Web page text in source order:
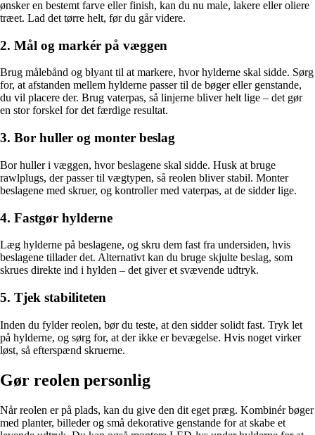
ønsker en bestemt farve eller finish, kan du nu male, lakere eller oliere
træet. Lad det tørre helt, før du går videre.
2. Mål og markér på væggen
Brug målebånd og blyant til at markere, hvor hylderne skal sidde. Sørg
for, at afstanden mellem hylderne passer til de bøger eller genstande,
du vil placere der. Brug vaterpas, så linjerne bliver helt lige – det gør
en stor forskel for det færdige resultat.
3. Bor huller og monter beslag
Bor huller i væggen, hvor beslagene skal sidde. Husk at bruge
rawlplugs, der passer til vægtypen, så reolen bliver stabil. Monter
beslagene med skruer, og kontroller med vaterpas, at de sidder lige.
4. Fastgør hylderne
Læg hylderne på beslagene, og skru dem fast fra undersiden, hvis
beslagene tillader det. Alternativt kan du bruge skjulte beslag, som
skrues direkte ind i hylden – det giver et svævende udtryk.
5. Tjek stabiliteten
Inden du fylder reolen, bør du teste, at den sidder solidt fast. Tryk let
på hylderne, og sørg for, at der ikke er bevægelse. Hvis noget virker
løst, så efterspænd skruerne.
Gør reolen personlig
Når reolen er på plads, kan du give den dit eget præg. Kombinér bøger
med planter, billeder og små dekorative genstande for at skabe et